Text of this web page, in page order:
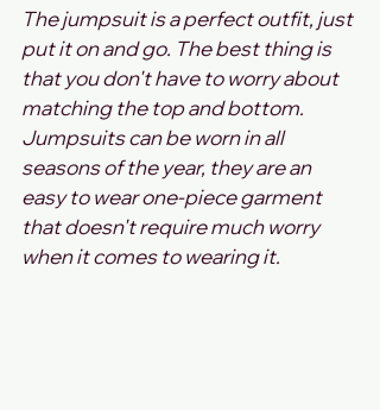
The jumpsuit is a perfect outfit, just
put it on and go. The best thing is
that you don't have to worry about
matching the top and bottom.
Jumpsuits can be worn in all
seasons of the year, they are an
easy to wear one-piece garment
that doesn't require much worry
when it comes to wearing it.